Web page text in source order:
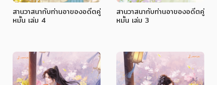
สานวาสนากับท่านอาของอดีตคู่
หมั้น เล่ม 4
สานวาสนากับท่านอาของอดีตคู่
หมั้น เล่ม 3